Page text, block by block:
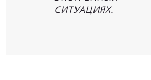
СИТУАЦИЯХ.